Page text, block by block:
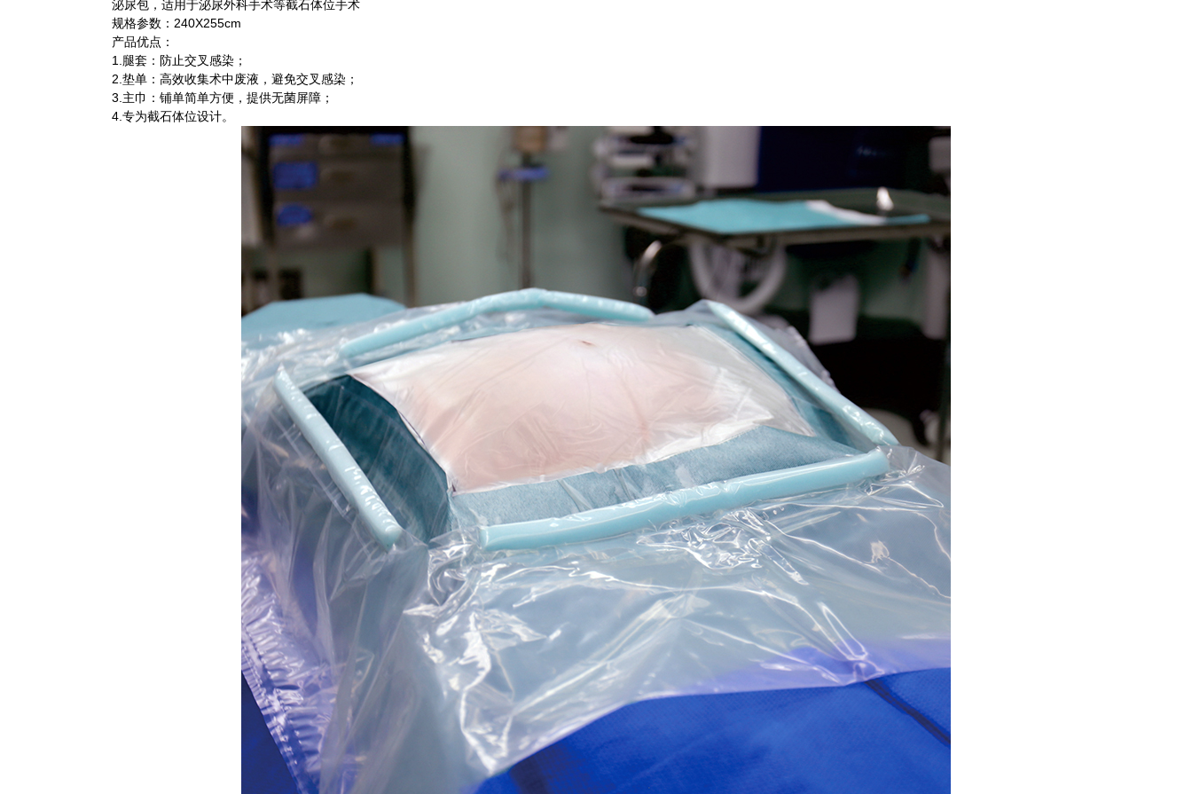
泌尿包，适用于泌尿外科手术等截石体位手术
规格参数：240X255cm
产品优点：
1.腿套：防止交叉感染；
2.垫单：高效收集术中废液，避免交叉感染；
3.主巾：铺单简单方便，提供无菌屏障；
4.专为截石体位设计。